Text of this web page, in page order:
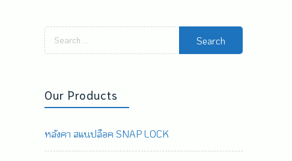
Our Products
หลังคา สแนปล็อค SNAP LOCK